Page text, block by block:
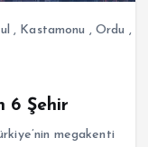
, Kastamonu , Ordu ,
6 Şehir
megakenti